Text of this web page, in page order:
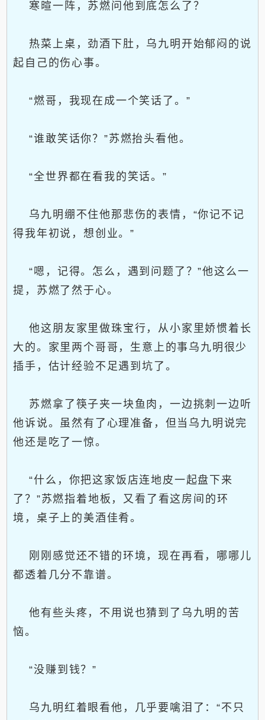
寒暄一阵，苏燃问他到底怎么了？
热菜上桌，劲酒下肚，乌九明开始郁闷的说
起自己的伤心事。
“燃哥，我现在成一个笑话了。”
“谁敢笑话你？”苏燃抬头看他。
“全世界都在看我的笑话。”
乌九明绷不住他那悲伤的表情，“你记不记
得我年初说，想创业。”
“嗯，记得。怎么，遇到问题了？”他这么一
提，苏燃了然于心。
他这朋友家里做珠宝行，从小家里娇惯着长
大的。家里两个哥哥，生意上的事乌九明很少
插手，估计经验不足遇到坑了。
苏燃拿了筷子夹一块鱼肉，一边挑刺一边听
他诉说。虽然有了心理准备，但当乌九明说完
他还是吃了一惊。
“什么，你把这家饭店连地皮一起盘下来
了？”苏燃指着地板，又看了看这房间的环
境，桌子上的美酒佳肴。
刚刚感觉还不错的环境，现在再看，哪哪儿
都透着几分不靠谱。
他有些头疼，不用说也猜到了乌九明的苦
恼。
“没赚到钱？”
乌九明红着眼看他，几乎要噙泪了：“不只